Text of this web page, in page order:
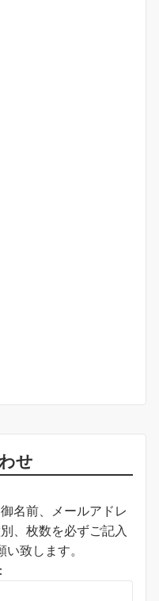
せ
名前、メールアドレ
、枚数を必ずご記入
致します。
：